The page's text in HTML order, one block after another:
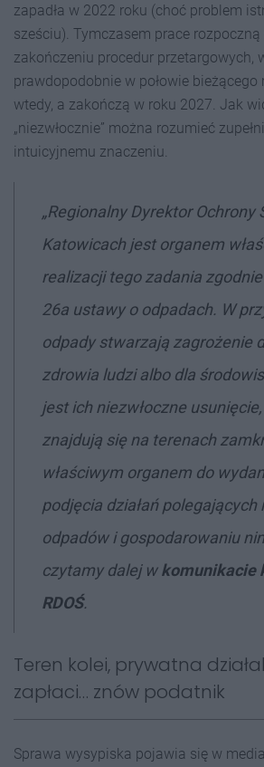
zapadła w 2022 roku (choć problem
sześciu). Tymczasem prace
zakończeniu procedur przetargowych,
prawdopodobnie w połowie bieżącego
wtedy, a zakończą w roku 2027. Jak
„niezwłocznie” można rozumieć
intuicyjnemu znaczeniu.
„Regionalny Dyrektor Ochrony
Katowicach jest organem
realizacji tego zadania
26a ustawy o odpadach. W
odpady stwarzają zagrożenie
zdrowia ludzi albo dla
jest ich niezwłoczne
znajdują się na terenach
właściwym organem do
podjęcia działań polegających
odpadów i gospodarowaniu
czytamy dalej wkomunikacie
RDOŚ.
Teren kolei, prywatna
zapłaci… znów podatnik
Sprawa wysypiska pojawia się w